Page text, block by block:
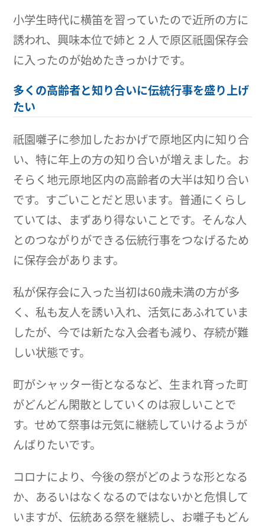
小学生時代に横笛を習っていたので近所の方に
誘われ、興味本位で姉と２人で原区祇園保存会
に入ったのが始めたきっかけです。
多くの高齢者と知り合いに伝統行事を盛り上げ
たい
祇園囃子に参加したおかげで原地区内に知り合
い、特に年上の方の知り合いが増えました。お
そらく地元原地区内の高齢者の大半は知り合い
です。すごいことだと思います。普通にくらし
ていては、まずあり得ないことです。そんな人
とのつながりができる伝統行事をつなげるため
に保存会があります。
私が保存会に入った当初は60歳未満の方が多
く、私も友人を誘い入れ、活気にあふれていま
したが、今では新たな入会者も減り、存続が難
しい状態です。
町がシャッター街となるなど、生まれ育った町
がどんどん閑散としていくのは寂しいことで
す。せめて祭事は元気に継続していけるようが
んばりたいです。
コロナにより、今後の祭がどのような形となる
か、あるいはなくなるのではないかと危惧して
いますが、伝統ある祭を継続し、お囃子もどん